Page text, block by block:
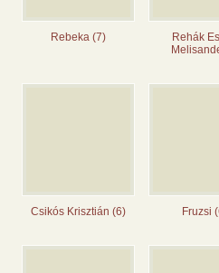
Rebeka (7)
Rehák
Csikós Krisztián (6) Fruzsi